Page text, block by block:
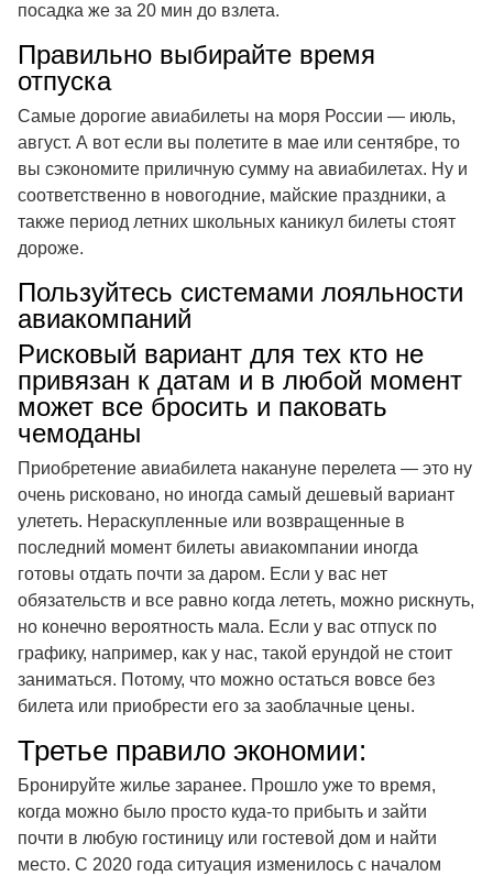
посадка же за 20 мин до взлета.
Правильно выбирайте время
отпуска
Самые дорогие авиабилеты на моря России — июль,
август. А вот если вы полетите в мае или сентябре, то
вы сэкономите приличную сумму на авиабилетах. Ну и
соответственно в новогодние, майские праздники, а
также период летних школьных каникул билеты стоят
дороже.
Пользуйтесь системами лояльности
авиакомпаний
Рисковый вариант для тех кто не
привязан к датам и в любой момент
может все бросить и паковать
чемоданы
Приобретение авиабилета накануне перелета — это ну
очень рисковано, но иногда самый дешевый вариант
улететь. Нераскупленные или возвращенные в
последний момент билеты авиакомпании иногда
готовы отдать почти за даром. Если у вас нет
обязательств и все равно когда лететь, можно рискнуть,
но конечно вероятность мала. Если у вас отпуск по
графику, например, как у нас, такой ерундой не стоит
заниматься. Потому, что можно остаться вовсе без
билета или приобрести его за заоблачные цены.
Третье правило экономии:
Бронируйте жилье заранее. Прошло уже то время,
когда можно было просто куда-то прибыть и зайти
почти в любую гостиницу или гостевой дом и найти
место. С 2020 года ситуация изменилось с началом